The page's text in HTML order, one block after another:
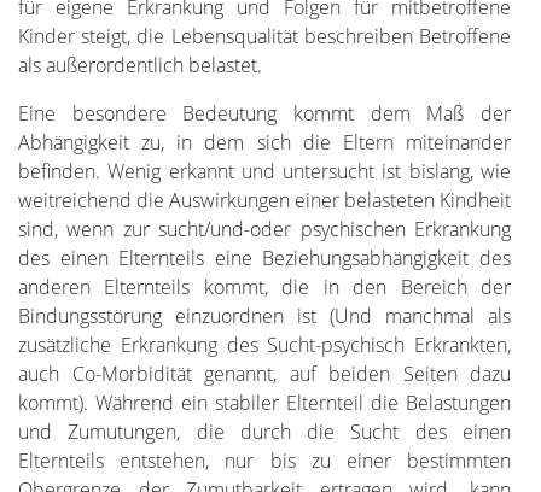
für eigene Erkrankung und Folgen für mitbetroffene
Kinder steigt, die Lebensqualität beschreiben Betroffene
als außerordentlich belastet.
Eine besondere Bedeutung kommt dem Maß der
Abhängigkeit zu, in dem sich die Eltern miteinander
befinden. Wenig erkannt und untersucht ist bislang, wie
weitreichend die Auswirkungen einer belasteten Kindheit
sind, wenn zur sucht/und-oder psychischen Erkrankung
des einen Elternteils eine Beziehungsabhängigkeit des
anderen Elternteils kommt, die in den Bereich der
Bindungsstörung einzuordnen ist (Und manchmal als
zusätzliche Erkrankung des Sucht-psychisch Erkrankten,
auch Co-Morbidität genannt, auf beiden Seiten dazu
kommt). Während ein stabiler Elternteil die Belastungen
und Zumutungen, die durch die Sucht des einen
Elternteils entstehen, nur bis zu einer bestimmten